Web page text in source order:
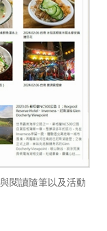
閱讀隨筆以及活動